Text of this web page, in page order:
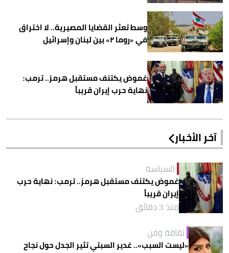
وسط تعثر القضايا المصيرية.. لا اختراق
في «روما ٢» بين لبنان وإسرائيل
غموض يكتنف مستقبل هرمز.. ترمب:
نهاية حرب إيران قريباً
آخر الأخبار
السياسة
غموض يكتنف مستقبل هرمز.. ترمب: نهاية حرب
إيران قريباً
منذ 3 دقائق
ثقافة وفن
«ليست السبب».. غدير السبتي تثير الجدل حول نجاح